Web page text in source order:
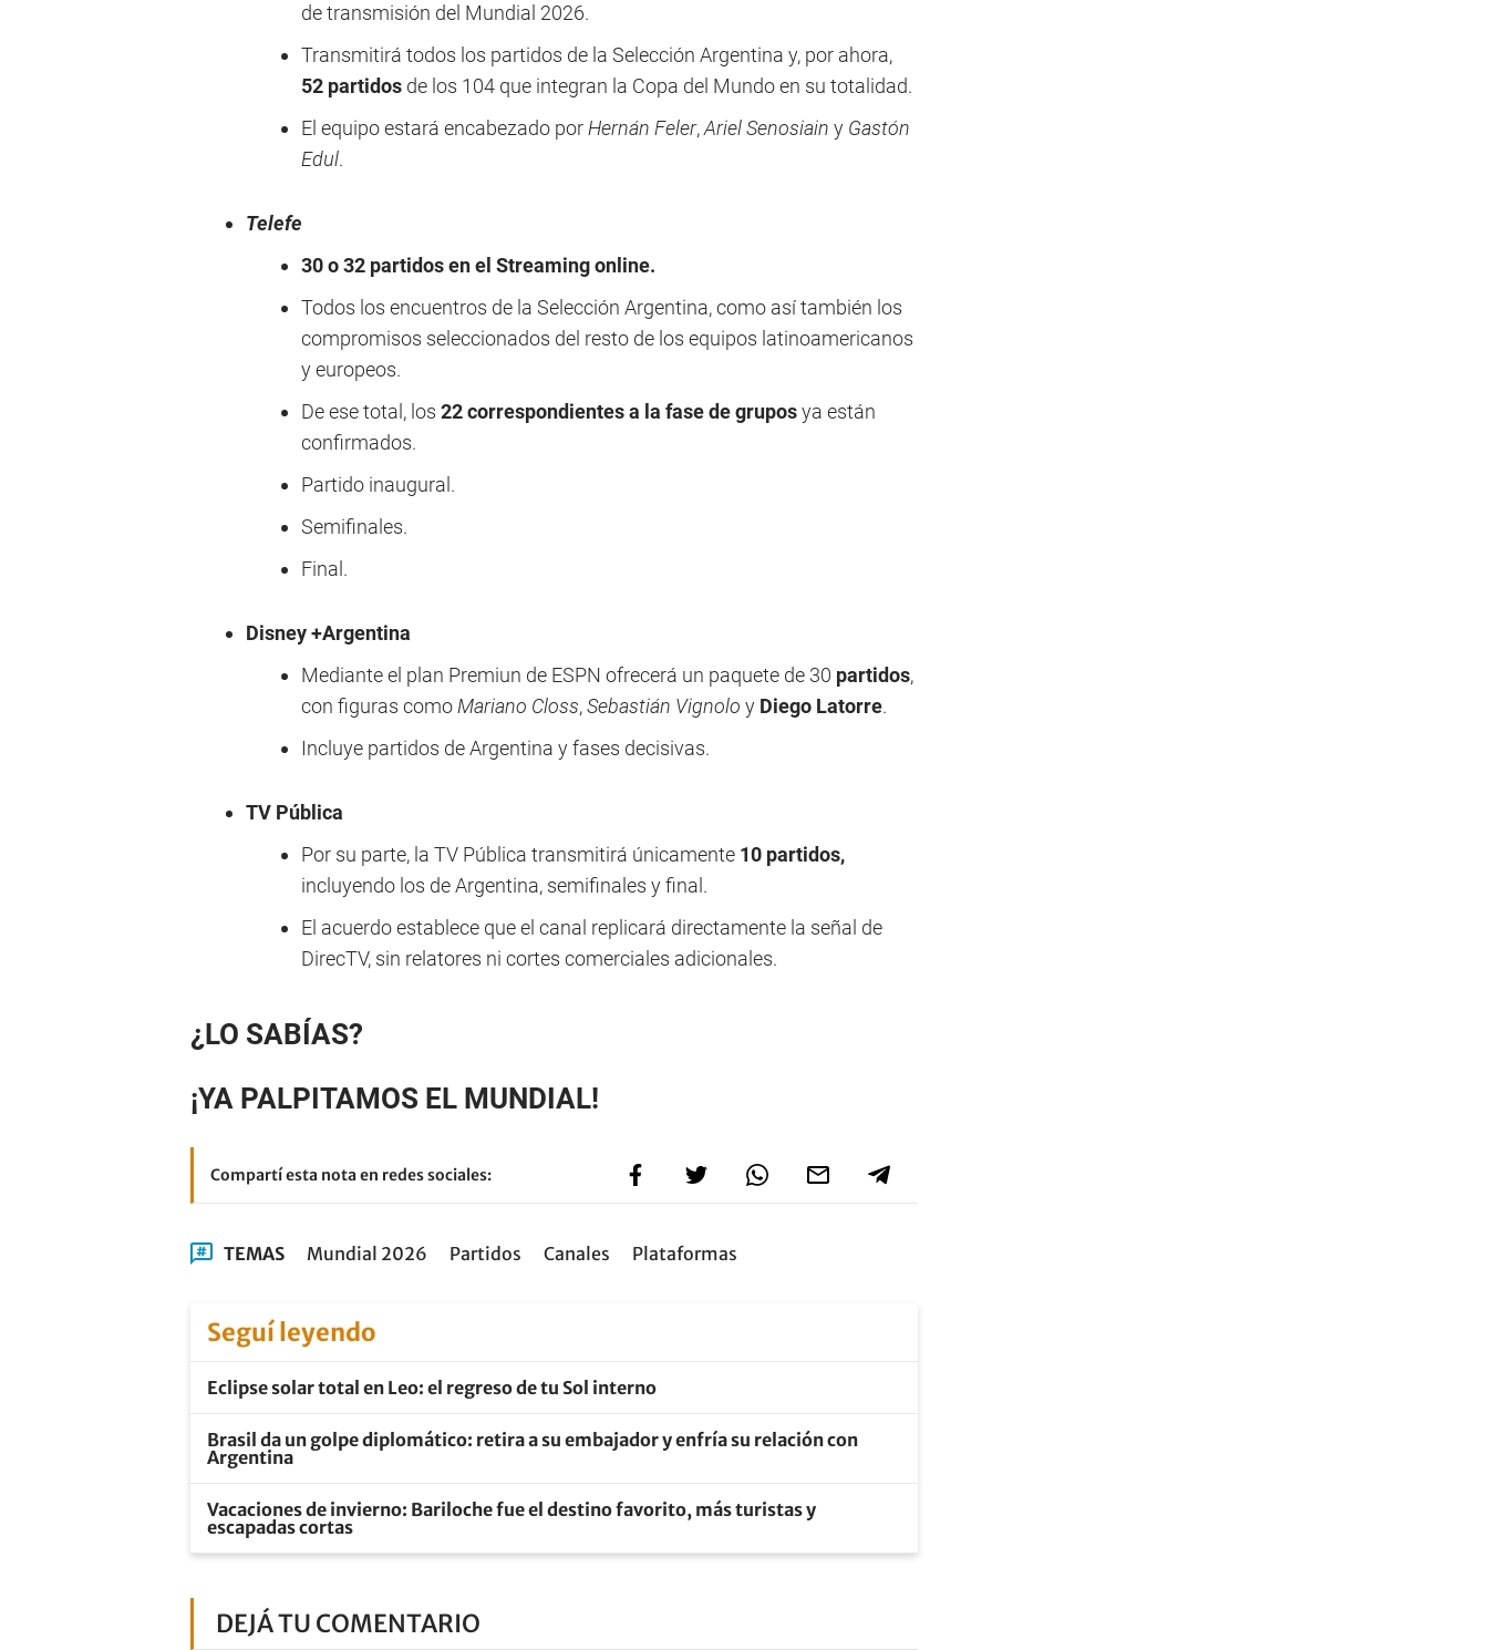
de transmisión del Mundial 2026.
Transmitirá todos los partidos de la Selección Argentina y, por ahora,
52 partidos de los 104 que integran la Copa del Mundo en su totalidad.
El equipo estará encabezado por Hernán Feler,Ariel Senosiain y Gastón
Edul.
Telefe
30 o 32 partidos en el Streaming online.
Todos los encuentros de la Selección Argentina, como así también los
compromisos seleccionados del resto de los equipos latinoamericanos
y europeos.
De ese total, los 22 correspondientes a la fase de gruposya están
confirmados.
Partido inaugural.
Semifinales.
Final.
Disney +Argentina
Mediante el plan Premiun de ESPN ofrecerá un paquete de 30 partidos,
con figuras como Mariano Closs,Sebastián Vignolo y Diego Latorre.
Incluye partidos de Argentina y fases decisivas.
TV Pública
Por su parte, la TV Pública transmitirá únicamente 10 partidos,
incluyendo los de Argentina, semifinales y final.
El acuerdo establece que el canal replicará directamente la señal de
DirecTV, sin relatores ni cortes comerciales adicionales.
¿LO SABÍAS?
¡YA PALPITAMOS EL MUNDIAL!
Compartí esta nota en redes sociales:
TEMAS Mundial 2026 Partidos Canales Plataformas
Seguí leyendo
Eclipse solar total en Leo: el regreso de tu Sol interno
Brasil da un golpe diplomático: retira a su embajador y enfría su relación con
Argentina
Vacaciones de invierno: Bariloche fue el destino favorito, más turistas y
escapadas cortas
DEJÁ TU COMENTARIO